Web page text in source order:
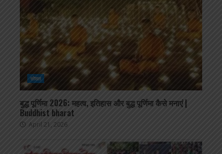
सोशल
बुद्ध पूर्णिमा 2026: महत्व, इतिहास और बुद्ध पूर्णिमा कैसे मनाएं |
Buddhist bharat
April 21, 2026